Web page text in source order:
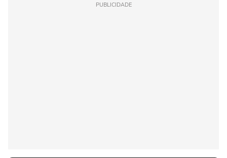
PUBLICIDADE